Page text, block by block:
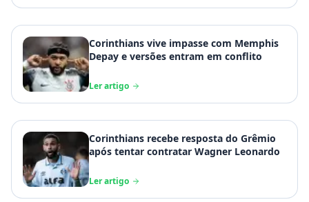
Corinthians vive impasse com Memphis
Depay e versões entram em conflito
Ler artigo
Corinthians recebe resposta do Grêmio
após tentar contratar Wagner Leonardo
Ler artigo